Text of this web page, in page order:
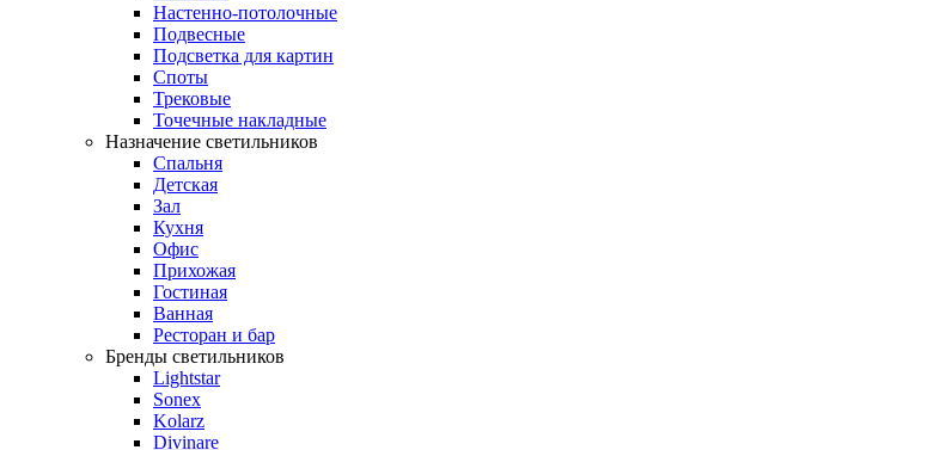
Настенно-потолочные
Подвесные
Подсветка для картин
Споты
Трековые
Точечные накладные
Назначение светильников
Спальня
Детская
Зал
Кухня
Офис
Прихожая
Гостиная
Ванная
Ресторан и бар
Бренды светильников
Lightstar
Sonex
Kolarz
Divinare